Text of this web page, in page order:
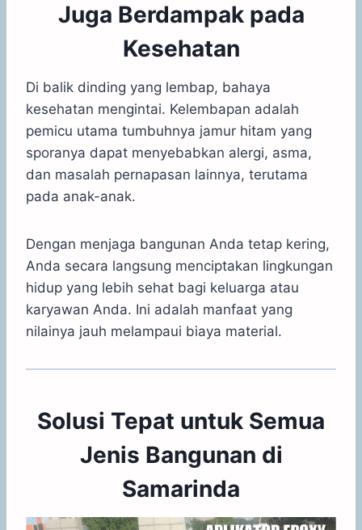
Juga Berdampak pada
Kesehatan
Di balik dinding yang lembap, bahaya
kesehatan mengintai. Kelembapan adalah
pemicu utama tumbuhnya jamur hitam yang
sporanya dapat menyebabkan alergi, asma,
dan masalah pernapasan lainnya, terutama
pada anak-anak.
Dengan menjaga bangunan Anda tetap kering,
Anda secara langsung menciptakan lingkungan
hidup yang lebih sehat bagi keluarga atau
karyawan Anda. Ini adalah manfaat yang
nilainya jauh melampaui biaya material.
Solusi Tepat untuk Semua
Jenis Bangunan di
Samarinda